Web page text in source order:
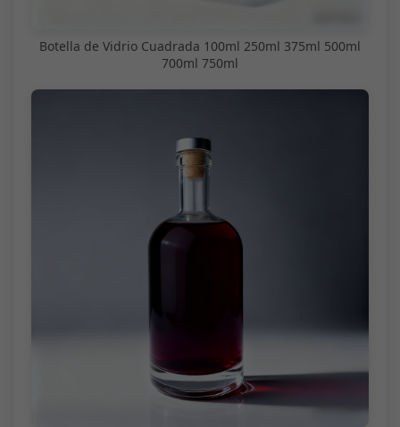
Botella de Vidrio Cuadrada 100ml 250ml 375ml 500ml
700ml 750ml